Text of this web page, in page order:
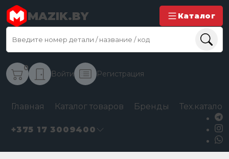
MAZIK.BY Каталог
0
Войти Регистрация
Главная Каталог товаров Бренды
+375 17 3009400